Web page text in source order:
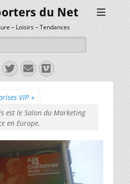
du Net
– Loisirs – Tendances
Twitter
E-
mail
Vimeo
VIP »
est le Salon du Marketing
en Europe,